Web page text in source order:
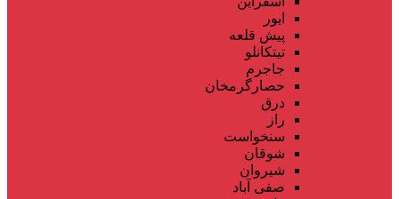
ایور
پیش قلعه
تیتکانلو
جاجرم
حصارگرمخان
درق
راز
سنخواست
شوقان
شیروان
صفی آباد